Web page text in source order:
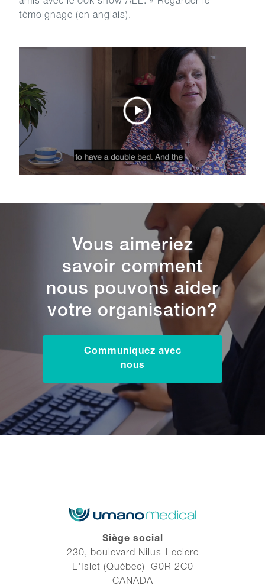
amis avec le ook snow ALL. » Regarder le
témoignage (en anglais).
Vous aimeriez
savoir comment
nous pouvons aider
votre organisation?
Communiquez avec
nous
Siège social
230, boulevard Nilus-Leclerc
L'Islet (Québec) G0R 2C0
CANADA